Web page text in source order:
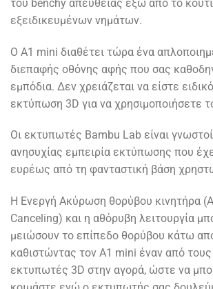
του benchy απευθείας έξω από το
εξειδικευμένων νημάτων.
O A1 mini διαθέτει τώρα ένα
διεπαφής οθόνης αφής που σας
εμπόδια. Δεν χρειάζεται να είστε
εκτύπωση 3D για να χρησιμοποιήσετε
Οι εκτυπωτές Bambu Lab είναι
ανησυχίας εμπειρία εκτύπωσης που
ευρέως από τη φανταστική βάση
Η Ενεργή Ακύρωση θορύβου κινητήρα
Canceling) και η αθόρυβη λειτουργία
μειώσουν το επίπεδο θορύβου κάτω
καθιστώντας τον A1 mini έναν από
εκτυπωτές 3D στην αγορά, ώστε να